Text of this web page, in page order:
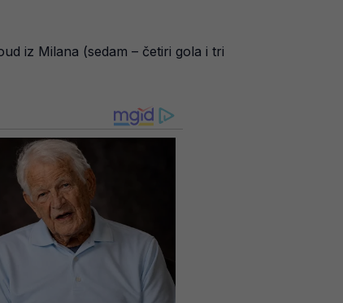
iz Milana (sedam – četiri gola i tri